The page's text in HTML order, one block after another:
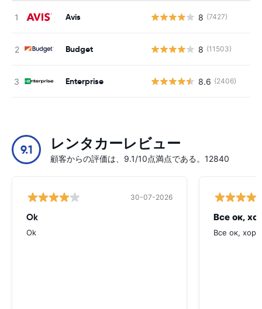
Avis 8 (7427)
Budget 8 (11503)
Enterprise 8.6 (2406)
9.1 レンタカーレビュー
顧客からの評価は、9.1/10点満点である。12840
30-07-2026
Ok
Ok
Все ок,
Все ок,